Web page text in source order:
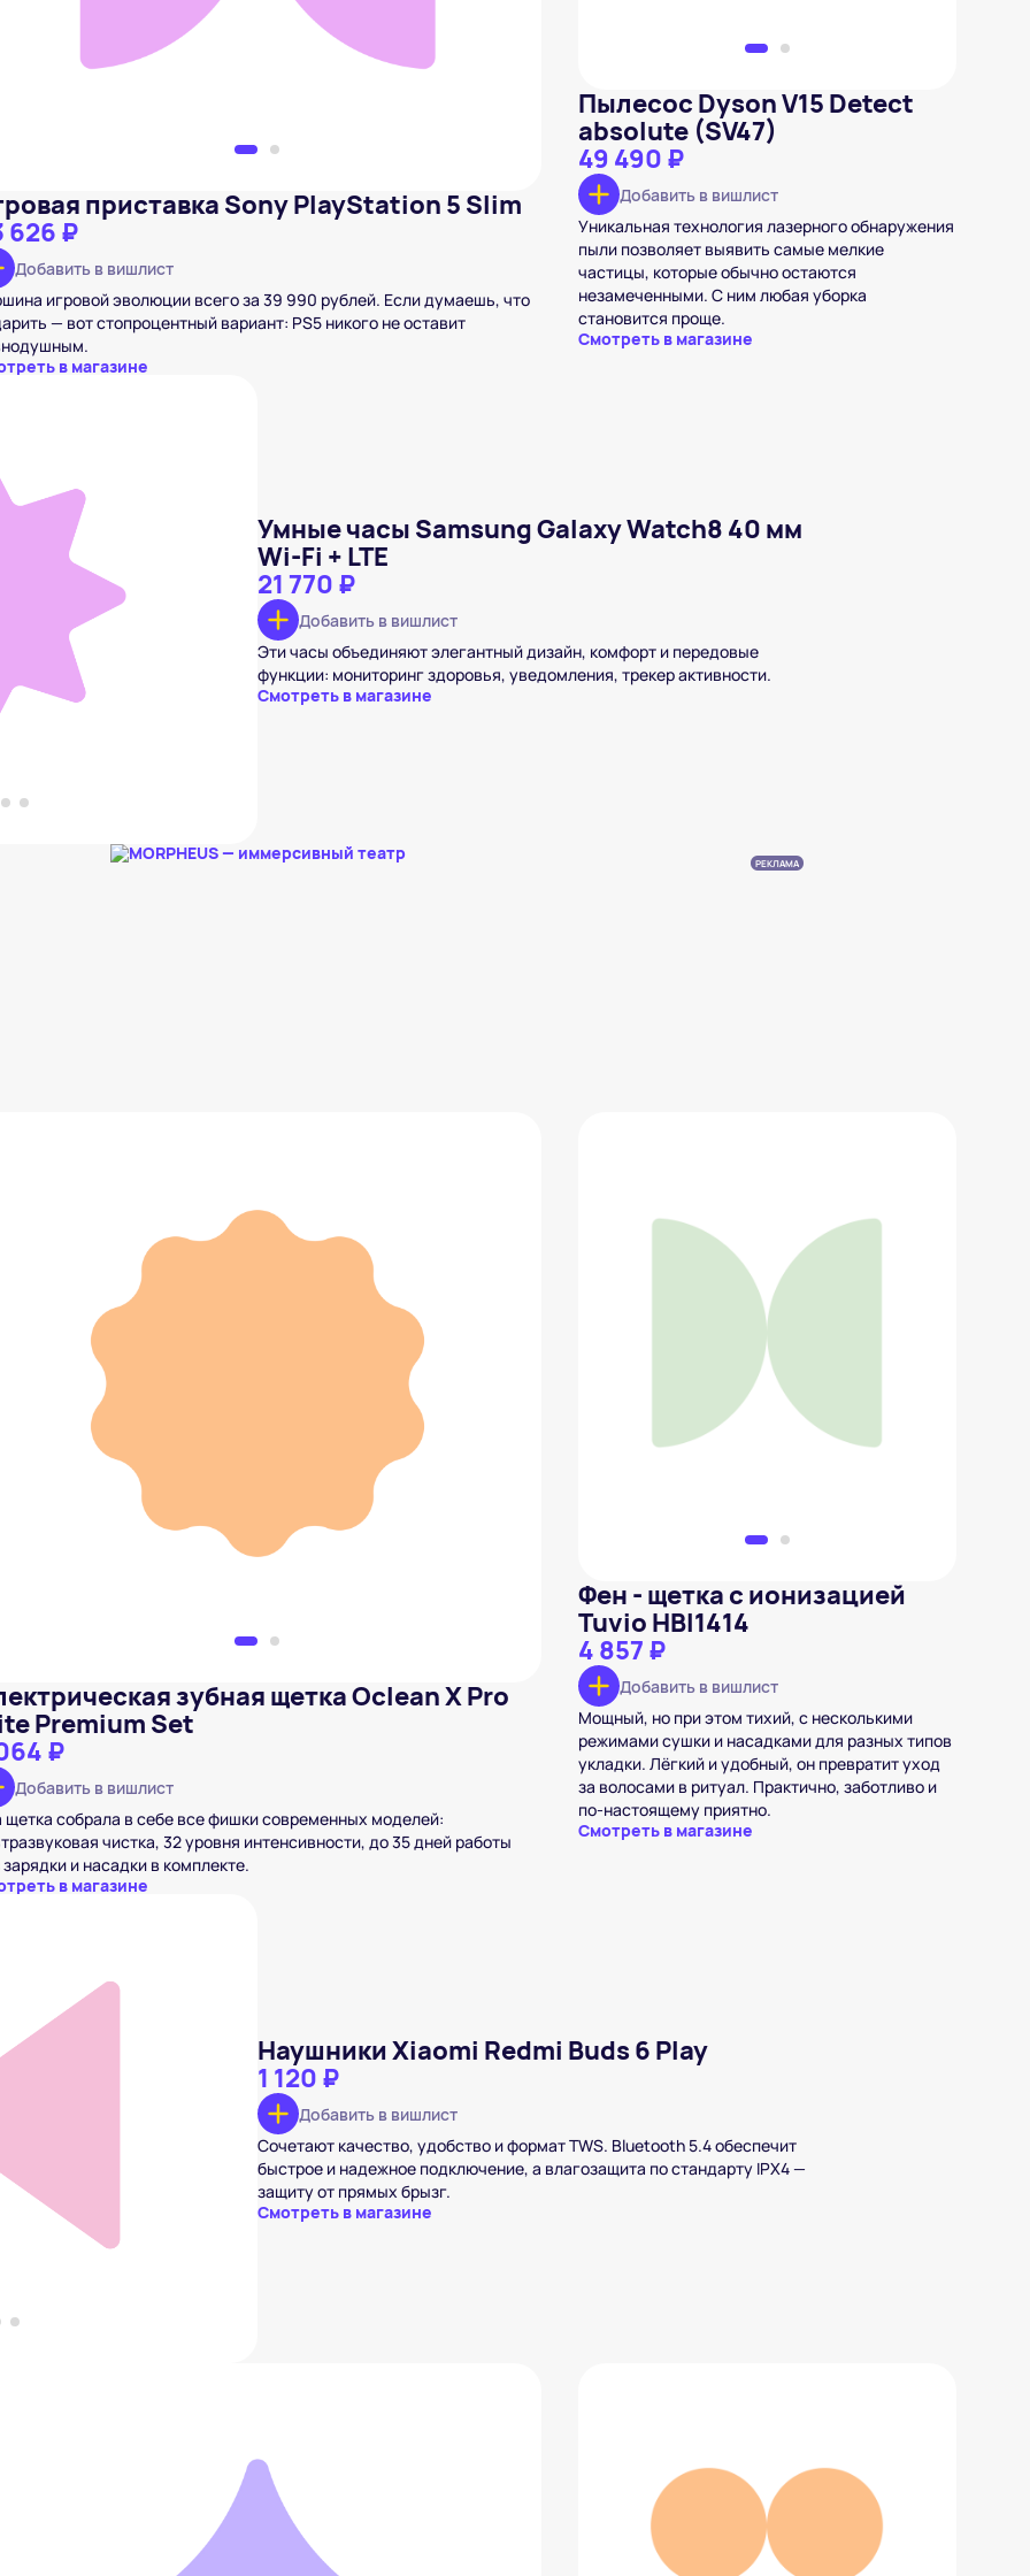
приставка Sony PlayStation 5 Slim
626 ₽
Добавить в вишлист
игровой эволюции всего за 39 990 рублей. Если думаешь, что
— вот стопроцентный вариант: PS5 никого не оставит
в магазине
Пылесос Dyson V15 Detect
absolute (SV47)
49 490 ₽
Добавить в вишлист
Уникальная технология лазерного обнаружения
пыли позволяет выявить самые мелкие
частицы, которые обычно остаются
незамеченными. С ним любая уборка
становится проще.
Смотреть в магазине
Watch8 40 мм Wi-Fi +
Умные часы Samsung Galaxy Watch8 40 мм
Wi-Fi + LTE
21 770 ₽
Добавить в вишлист
Эти часы объединяют элегантный дизайн, комфорт и передовые
функции: мониторинг здоровья, уведомления, трекер активности.
Смотреть в магазине
РЕКЛАМА
Электрическая зубная щетка Oclean X Pro Elite Premium Set
зубная щетка Oclean X Pro
Premium Set
₽
Добавить в вишлист
щетка собрала в себе все фишки современных моделей:
чистка, 32 уровня интенсивности, до 35 дней работы
зарядки и насадки в комплекте.
в магазине
Фен - щетка с ионизацией Tuvio
HBI1414
4 857 ₽
Добавить в вишлист
Фен - щетка с ионизацией
Tuvio HBI1414
4 857 ₽
Добавить в вишлист
Мощный, но при этом тихий, с несколькими
режимами сушки и насадками для разных типов
укладки. Лёгкий и удобный, он превратит уход
за волосами в ритуал. Практично, заботливо и
по‑настоящему приятно.
Смотреть в магазине
Наушники Xiaomi Redmi Buds 6 Play
1 120 ₽
Добавить в вишлист
Сочетают качество, удобство и формат TWS. Bluetooth 5.4 обеспечит
быстрое и надежное подключение, а влагозащита по стандарту IPX4 —
защиту от прямых брызг.
Смотреть в магазине